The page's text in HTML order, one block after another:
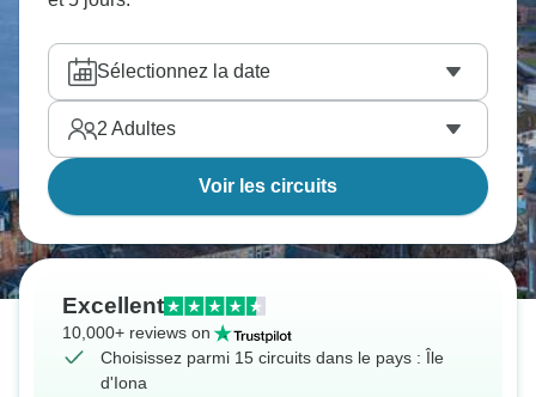
Sélectionnez la date
2 Adultes
Voir les circuits
Excellent
10,000+ reviews on
Choisissez parmi 15 circuits dans le pays : Île
d'Iona